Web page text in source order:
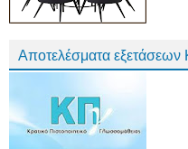
Αποτελέσματα